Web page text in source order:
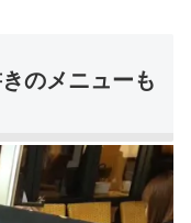
のメニューも